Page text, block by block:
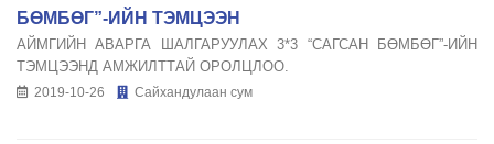
БӨМБӨГ”-ИЙН ТЭМЦЭЭН
АЙМГИЙН АВАРГА ШАЛГАРУУЛАХ 3*3 “САГСАН БӨМБӨГ”-ИЙН
ТЭМЦЭЭНД АМЖИЛТТАЙ ОРОЛЦЛОО.
2019-10-26 Сайхандулаан сум